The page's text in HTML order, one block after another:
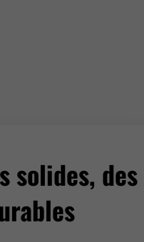
solides, des